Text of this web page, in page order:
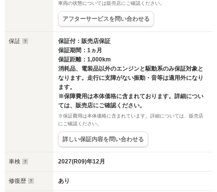
車両の状態については販売店にご確認ください。
アフターサービスを問い合わせる
保証
保証付：販売店保証
保証期間：1ヵ月
保証距離：1,000km
消耗品、電装品以外のエンジンと駆動系のみ保証対象と
なります。走行に支障がない振動・音等は適用外になり
ます。
※保障費用は本体価格に含まれております。詳細につい
ては、販売店にご確認ください。
※保証費用は本体価格に含まれています。詳細については、販売店
にご確認ください。
詳しい保証内容を問い合わせる
車検 2027(R09)年12月
修復歴 あり